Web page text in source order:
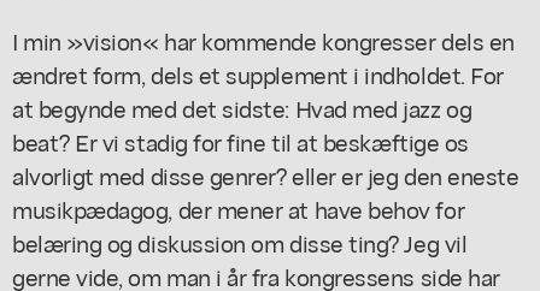
I min »vision« har kommende kongresser dels en
ændret form, dels et supplement i indholdet. For
at begynde med det sidste: Hvad med jazz og
beat? Er vi stadig for fine til at beskæftige os
alvorligt med disse genrer? eller er jeg den eneste
musikpædagog, der mener at have behov for
belæring og diskussion om disse ting? Jeg vil
gerne vide, om man i år fra kongressens side har